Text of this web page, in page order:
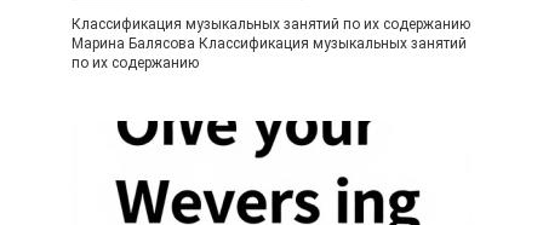
Классификация музыкальных занятий по их содержанию
Марина Балясова Классификация музыкальных занятий
по их содержанию